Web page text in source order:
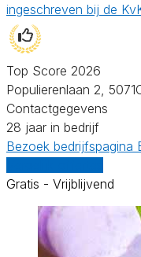
ingeschreven bij de
Top Score 2026
Populierenlaan 2,
Contactgegevens
28 jaar in bedrijf
Bezoek bedrijfspagina
Gratis - Vrijblijvend